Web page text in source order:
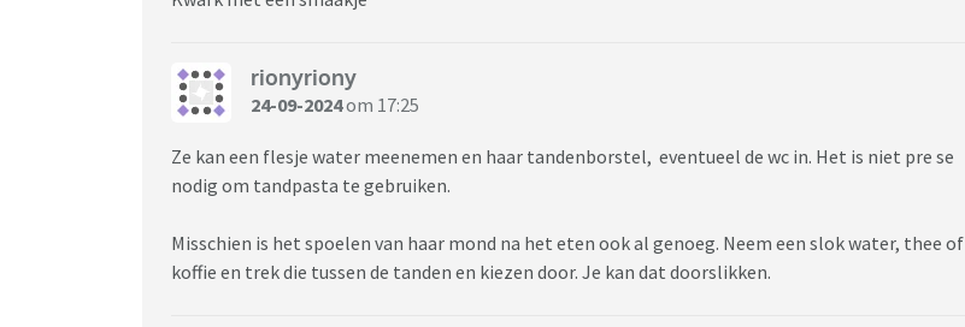
rionyriony
24-09-2024om 17:25
Ze kan een flesje water meenemen en haar tandenborstel, eventueel de wc in. Het is niet pre se
nodig om tandpasta te gebruiken.
Misschien is het spoelen van haar mond na het eten ook al genoeg. Neem een slok water, thee of
koffie en trek die tussen de tanden en kiezen door. Je kan dat doorslikken.